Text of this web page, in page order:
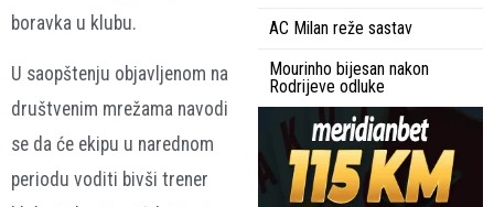
boravka u klubu.
U saopštenju objavljenom na
društvenim mrežama navodi
se da će ekipu u narednom
periodu voditi bivši trener
AC Milan reže sastav
Mourinho bijesan nakon
Rodrijeve odluke